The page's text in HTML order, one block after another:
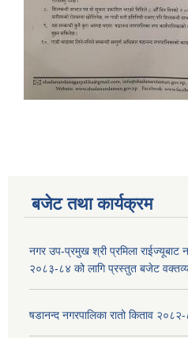
बजेट तथा कार्यक्रम
नगर उप-प्रमुख श्री प्रमिला
२०८३-८४ को लागि प्रस्तुत बजेट
षडानन्द नगरपालिका रातो किताव